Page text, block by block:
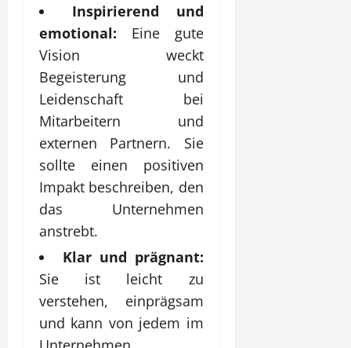
Inspirierend und
emotional: Eine gute
Vision weckt
Begeisterung und
Leidenschaft bei
Mitarbeitern und
externen Partnern. Sie
sollte einen positiven
Impakt beschreiben, den
das Unternehmen
anstrebt.
Klar und prägnant:
Sie ist leicht zu
verstehen, einprägsam
und kann von jedem im